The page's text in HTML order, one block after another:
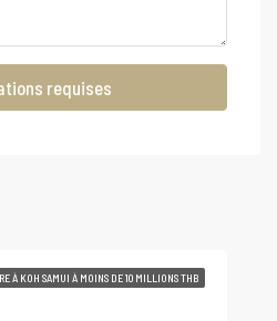
requises
À KOH SAMUI À MOINS DE 10 MILLIONS THB